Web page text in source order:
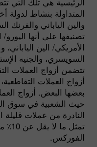
المتداولة بنشاط لدولة
والين الياباني والفرنك
تصنيفها على أنها اليورو/
الأمريكي/ الين الياباني،
السويسري، والجنيه
تتضمن أزواج العملات
أزواج العملات
بعضها البعض. أزواج
حيث الشعبية في سوق
النادرة من عملات قليلة
الفوركس.